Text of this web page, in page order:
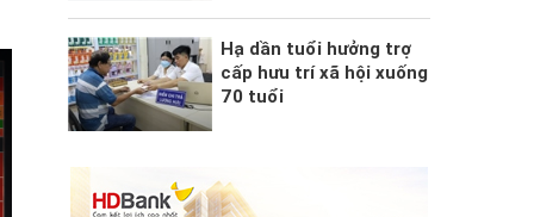
Hạ dần tuổi hưởng trợ
cấp hưu trí xã hội xuống
70 tuổi